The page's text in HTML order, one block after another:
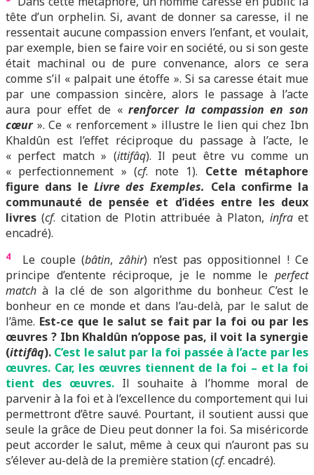
tête d’un orphelin. Si, avant de donner sa caresse, il ne
ressentait aucune compassion envers l’enfant, et voulait,
par exemple, bien se faire voir en société, ou si son geste
était machinal ou de pure convenance, alors ce sera
comme s’il « palpait une étoffe ». Si sa caresse était mue
par une compassion sincère, alors le passage à l’acte
aura pour effet de «renforcer la compassion en son
cœur». Ce « renforcement » illustre le lien qui chez Ibn
Khaldûn est l’effet réciproque du passage à l’acte, le
« perfect match » (ittifâq). Il peut être vu comme un
« perfectionnement » (cf. note 1). Cette métaphore
figure dans le Livre des Exemples. Cela confirme la
communauté de pensée et d’idées entre les deux
livres (cf. citation de Plotin attribuée à Platon, infraet
encadré).
4 Le couple (bâtin,zâhir) n’est pas oppositionnel ! Ce
principe d’entente réciproque, je le nomme le perfect
match à la clé de son algorithme du bonheur. C’est le
bonheur en ce monde et dans l’au-delà, par le salut de
l’âme. Est-ce que le salut se fait par la foi ou par les
œuvres ? Ibn Khaldûn n’oppose pas, il voit la synergie
(ittifâq). C’est le salut par la foi passée à l’acte par les
œuvres. Car, les œuvres tiennent de la foi – et la foi
tient des œuvres.Il souhaite à l’homme moral de
parvenir à la foi et à l’excellence du comportement qui lui
permettront d’être sauvé. Pourtant, il soutient aussi que
seule la grâce de Dieu peut donner la foi. Sa miséricorde
peut accorder le salut, même à ceux qui n’auront pas su
s’élever au-delà de la première station (cf. encadré).